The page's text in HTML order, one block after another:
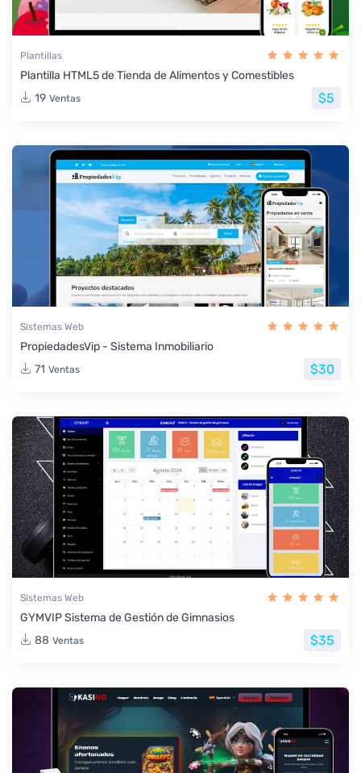
Plantillas
Plantilla HTML5 de Tienda de Alimentos y Comestibles
19 Ventas $5
Sistemas Web
PropiedadesVip - Sistema Inmobiliario
71 Ventas $30
Sistemas Web
GYMVIP Sistema de Gestión de Gimnasios
88 Ventas $35